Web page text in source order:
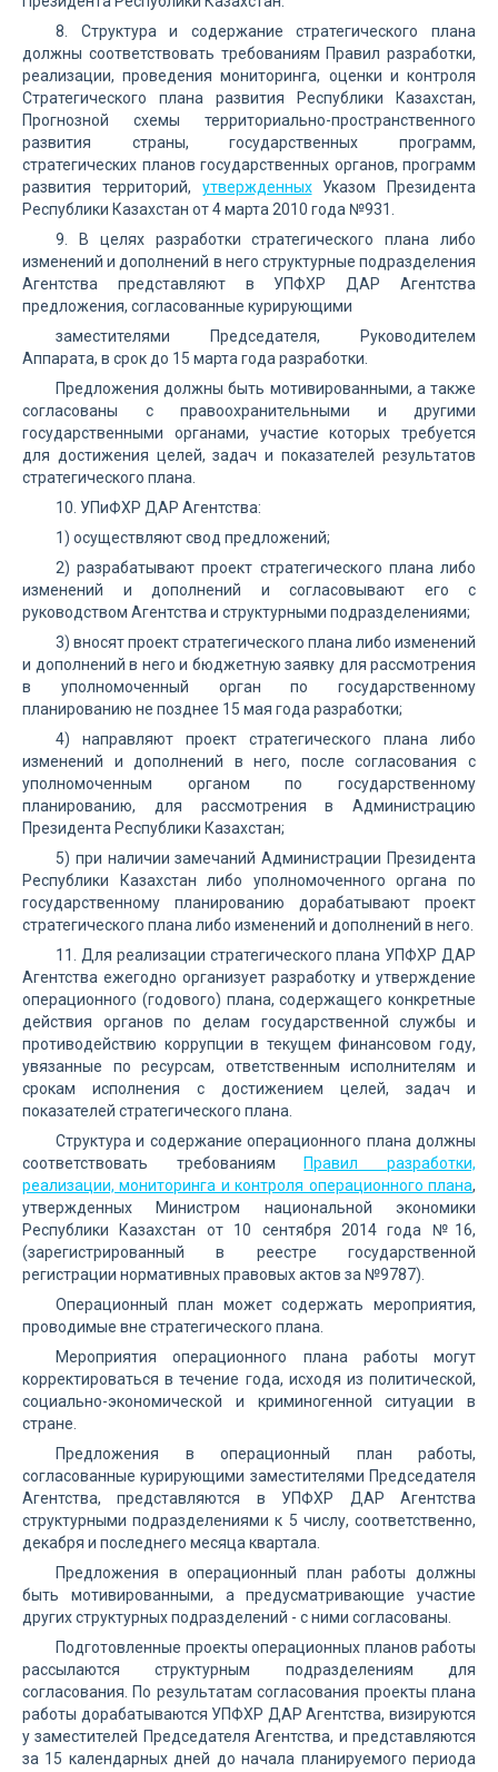
8. Структура и содержание стратегического плана
должны соответствовать требованиям Правил разработки,
реализации, проведения мониторинга, оценки и контроля
Стратегического плана развития Республики Казахстан,
Прогнозной схемы территориально-пространственного
развития страны, государственных программ,
стратегических планов государственных органов, программ
развития территорий, утвержденныхУказом Президента
Республики Казахстан от 4 марта 2010 года №931.
9. В целях разработки стратегического плана либо
изменений и дополнений в него структурные подразделения
Агентства представляют в УПФХР ДАР Агентства
предложения, согласованные курирующими
заместителями Председателя, Руководителем
Аппарата, в срок до 15 марта года разработки.
Предложения должны быть мотивированными, а также
согласованы с правоохранительными и другими
государственными органами, участие которых требуется
для достижения целей, задач и показателей результатов
стратегического плана.
10. УПиФХР ДАР Агентства:
1) осуществляют свод предложений;
2) разрабатывают проект стратегического плана либо
изменений и дополнений и согласовывают его с
руководством Агентства и структурными подразделениями;
3) вносят проект стратегического плана либо изменений
и дополнений в него и бюджетную заявку для рассмотрения
в уполномоченный орган по государственному
планированию не позднее 15 мая года разработки;
4) направляют проект стратегического плана либо
изменений и дополнений в него, после согласования с
уполномоченным органом по государственному
планированию, для рассмотрения в Администрацию
Президента Республики Казахстан;
5) при наличии замечаний Администрации Президента
Республики Казахстан либо уполномоченного органа по
государственному планированию дорабатывают проект
стратегического плана либо изменений и дополнений в него.
11. Для реализации стратегического плана УПФХР ДАР
Агентства ежегодно организует разработку и утверждение
операционного (годового) плана, содержащего конкретные
действия органов по делам государственной службы и
противодействию коррупции в текущем финансовом году,
увязанные по ресурсам, ответственным исполнителям и
срокам исполнения с достижением целей, задач и
показателей стратегического плана.
Структура и содержание операционного плана должны
соответствовать требованиям
Правил разработки,
реализации, мониторинга и контроля операционного плана,
утвержденных Министром национальной экономики
Республики Казахстан от 10 сентября 2014 года №16,
(зарегистрированный в реестре государственной
регистрации нормативных правовых актов за №9787).
Операционный план может содержать мероприятия,
проводимые вне стратегического плана.
Мероприятия операционного плана работы могут
корректироваться в течение года, исходя из политической,
социально-экономической и криминогенной ситуации в
стране.
Предложения в операционный план работы,
согласованные курирующими заместителями Председателя
Агентства, представляются в УПФХР ДАР Агентства
структурными подразделениями к 5 числу, соответственно,
декабря и последнего месяца квартала.
Предложения в операционный план работы должны
быть мотивированными, а предусматривающие участие
других структурных подразделений - с ними согласованы.
Подготовленные проекты операционных планов работы
рассылаются структурным подразделениям для
согласования. По результатам согласования проекты плана
работы дорабатываются УПФХР ДАР Агентства, визируются
у заместителей Председателя Агентства, и представляются
за 15 календарных дней до начала планируемого периода